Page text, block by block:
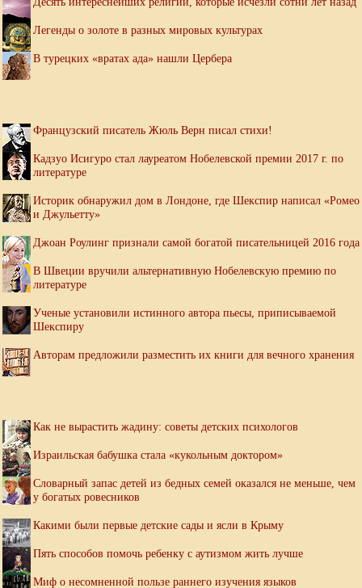
Легенды о золоте в разных мировых культурах
В турецких «вратах ада» нашли Цербера
Французский писатель Жюль Верн писал стихи!
Кадзуо Исигуро стал лауреатом Нобелевской премии 2017 г. по
литературе
Историк обнаружил дом в Лондоне, где Шекспир написал «Ромео
и Джульетту»
Джоан Роулинг признали самой богатой писательницей 2016 года
В Швеции вручили альтернативную Нобелевскую премию по
литературе
Ученые установили истинного автора пьесы, приписываемой
Шекспиру
Авторам предложили разместить их книги для вечного хранения
Как не вырастить жадину: советы детских психологов
Израильская бабушка стала «кукольным доктором»
Словарный запас детей из бедных семей оказался не меньше, чем
у богатых ровесников
Какими были первые детские сады и ясли в Крыму
Пять способов помочь ребенку с аутизмом жить лучше
Миф о несомненной пользе раннего изучения языков